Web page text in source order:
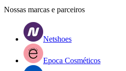
Nossas marcas e parceiros
Netshoes
Epoca Cosméticos